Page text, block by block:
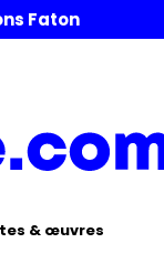
Faton
& œuvres